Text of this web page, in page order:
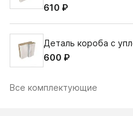
610 ₽
Деталь короба с
600 ₽
Все комплектующие